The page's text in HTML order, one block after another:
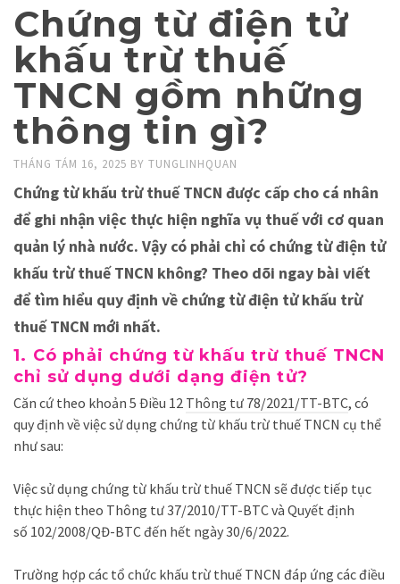
Chứng từ điện tử
khấu trừ thuế
TNCN gồm những
thông tin gì?
THÁNG TÁM 16, 2025 BY TUNGLINHQUAN
Chứng từ khấu trừ thuế TNCN được cấp cho cá nhân
để ghi nhận việc thực hiện nghĩa vụ thuế với cơ quan
quản lý nhà nước. Vậy có phải chỉ có chứng từ điện tử
khấu trừ thuế TNCN không? Theo dõi ngay bài viết
để tìm hiểu quy định về chứng từ điện tử khấu trừ
thuế TNCN mới nhất.
1. Có phải chứng từ khấu trừ thuế TNCN
chỉ sử dụng dưới dạng điện tử?
Căn cứ theo khoản 5 Điều 12 Thông tư 78/2021/TT-BTC, có
quy định về việc sử dụng chứng từ khấu trừ thuế TNCN cụ thể
như sau:
Việc sử dụng chứng từ khấu trừ thuế TNCN sẽ được tiếp tục
thực hiện theo Thông tư 37/2010/TT-BTC và Quyết định
số 102/2008/QĐ-BTC đến hết ngày 30/6/2022.
Trường hợp các tổ chức khấu trừ thuế TNCN đáp ứng các điều